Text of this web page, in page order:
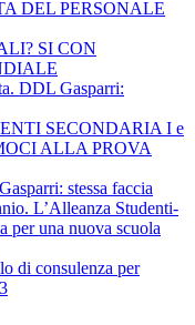
DEL PERSONALE
SI CON
DDL Gasparri:
SECONDARIA I e
ALLA PROVA
stessa faccia
L’Alleanza Studenti-
per una nuova scuola
di consulenza per